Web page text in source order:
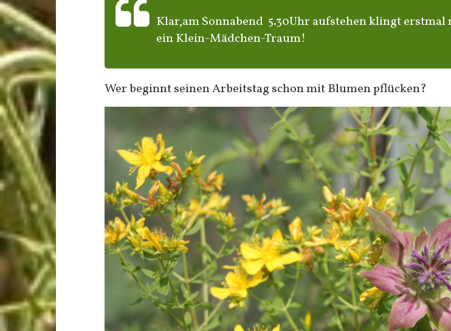
Klar,am Sonnabend 5.30Uhr aufstehen klingt
ein Klein-Mädchen-Traum!
Wer beginnt seinen Arbeitstag schon mit Blumen pflücken?